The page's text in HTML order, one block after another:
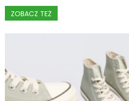
ZOBACZ TEŻ